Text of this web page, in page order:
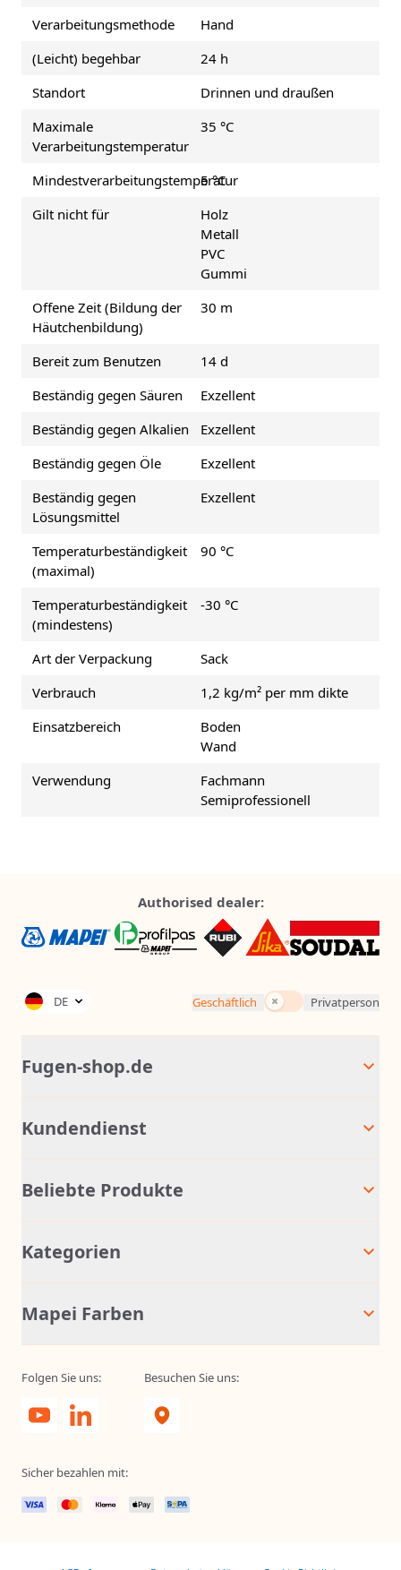
Verarbeitungsmethode
Hand
(Leicht) begehbar
24 h
Standort
Drinnen und draußen
Maximale
Verarbeitungstemperatur
35 °C
Mindestverarbeitungstemperatur
5 °C
Gilt nicht für
Holz
Metall
PVC
Gummi
Offene Zeit (Bildung der
Häutchenbildung)
30 m
Bereit zum Benutzen
14 d
Beständig gegen Säuren
Exzellent
Beständig gegen Alkalien
Exzellent
Beständig gegen Öle
Exzellent
Beständig gegen
Lösungsmittel
Exzellent
Temperaturbeständigkeit
(maximal)
90 °C
Temperaturbeständigkeit
(mindestens)
-30 °C
Art der Verpackung
Sack
Verbrauch
1,2 kg/m² per mm dikte
Einsatzbereich
Boden
Wand
Verwendung
Fachmann
Semiprofessionell
Authorised dealer:
DE Geschäftlich Inkl. SteuernPrivatperson
Fugen-shop.de
Kundendienst
Beliebte Produkte
Kategorien
Mapei Farben
Folgen Sie uns: Besuchen Sie uns:
Sicher bezahlen mit: